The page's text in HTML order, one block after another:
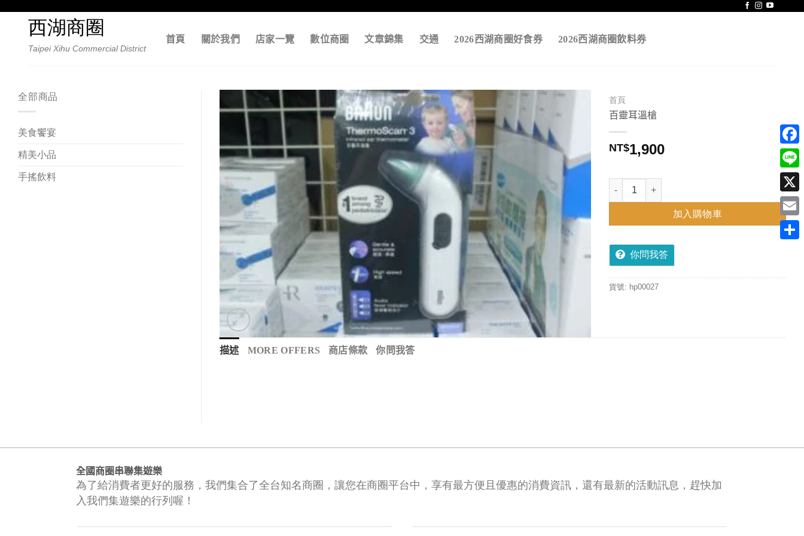
content西湖商圈
Taipei Xihu Commercial District
首頁 關於我們 店家一覽 數位商圈 文章錦集 交通 2026西湖商圈好食券 2026西湖商圈飲料券
全部商品
美食饗宴
精美小品
手搖飲料
首頁
百靈耳溫槍
NT$1,900
加入購物車
你問我答
貨號: hp00027
描述 MORE OFFERS 商店條款 你問我答
全國商圈串聯集遊樂
為了給消費者更好的服務，我們集合了全台知名商圈，讓您在商圈平台中，享有最方便且優惠的消費資訊，還有最新的活動訊息，趕快加
入我們集遊樂的行列喔！
Line
X
Email